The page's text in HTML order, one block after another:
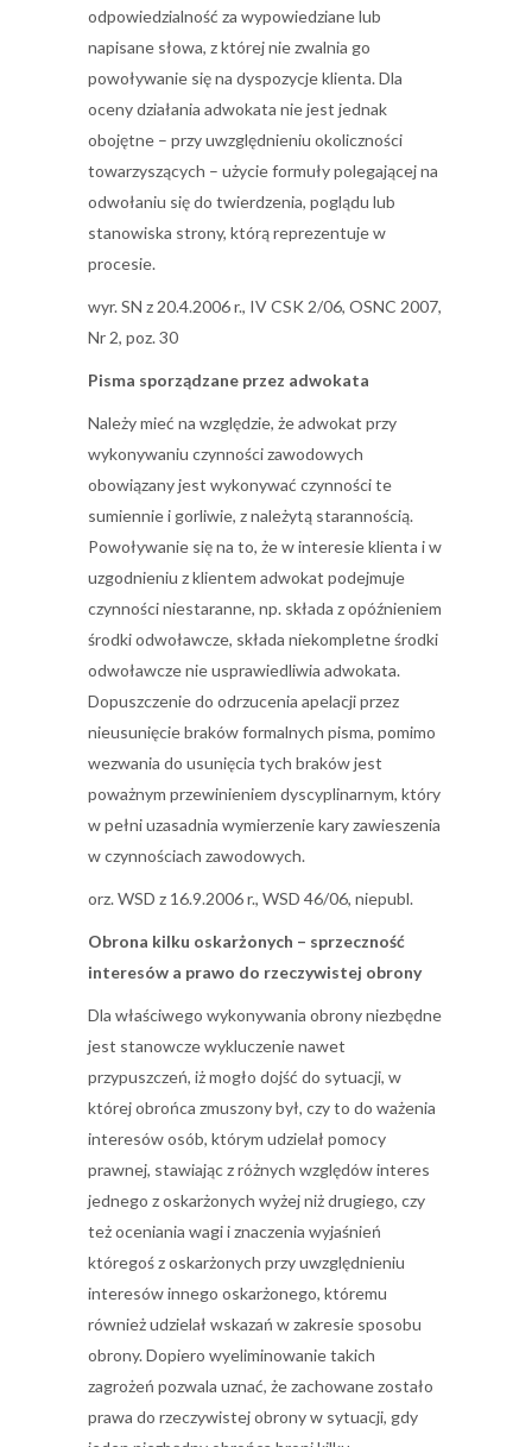
odpowiedzialność za wypowiedziane lub
napisane słowa, z której nie zwalnia go
powoływanie się na dyspozycje klienta. Dla
oceny działania adwokata nie jest jednak
obojętne – przy uwzględnieniu okoliczności
towarzyszących – użycie formuły polegającej na
odwołaniu się do twierdzenia, poglądu lub
stanowiska strony, którą reprezentuje w
procesie.
wyr. SN z 20.4.2006 r., IV CSK 2/06, OSNC 2007,
Nr 2, poz. 30
Pisma sporządzane przez adwokata
Należy mieć na względzie, że adwokat przy
wykonywaniu czynności zawodowych
obowiązany jest wykonywać czynności te
sumiennie i gorliwie, z należytą starannością.
Powoływanie się na to, że w interesie klienta i w
uzgodnieniu z klientem adwokat podejmuje
czynności niestaranne, np. składa z opóźnieniem
środki odwoławcze, składa niekompletne środki
odwoławcze nie usprawiedliwia adwokata.
Dopuszczenie do odrzucenia apelacji przez
nieusunięcie braków formalnych pisma, pomimo
wezwania do usunięcia tych braków jest
poważnym przewinieniem dyscyplinarnym, który
w pełni uzasadnia wymierzenie kary zawieszenia
w czynnościach zawodowych.
orz. WSD z 16.9.2006 r., WSD 46/06, niepubl.
Obrona kilku oskarżonych – sprzeczność
interesów a prawo do rzeczywistej obrony
Dla właściwego wykonywania obrony niezbędne
jest stanowcze wykluczenie nawet
przypuszczeń, iż mogło dojść do sytuacji, w
której obrońca zmuszony był, czy to do ważenia
interesów osób, którym udzielał pomocy
prawnej, stawiając z różnych względów interes
jednego z oskarżonych wyżej niż drugiego, czy
też oceniania wagi i znaczenia wyjaśnień
któregoś z oskarżonych przy uwzględnieniu
interesów innego oskarżonego, któremu
również udzielał wskazań w zakresie sposobu
obrony. Dopiero wyeliminowanie takich
zagrożeń pozwala uznać, że zachowane zostało
prawa do rzeczywistej obrony w sytuacji, gdy